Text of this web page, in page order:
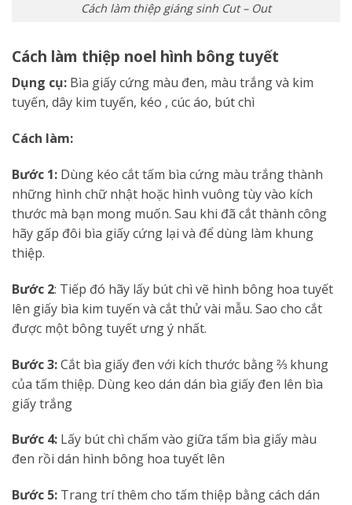
Cách làm thiệp giáng sinh Cut – Out
Cách làm thiệp noel hình bông tuyết
Dụng cụ: Bìa giấy cứng màu đen, màu trắng và kim
tuyến, dây kim tuyến, kéo , cúc áo, bút chì
Cách làm:
Bước 1: Dùng kéo cắt tấm bìa cứng màu trắng thành
những hình chữ nhật hoặc hình vuông tùy vào kích
thước mà bạn mong muốn. Sau khi đã cắt thành công
hãy gấp đôi bìa giấy cứng lại và để dùng làm khung
thiệp.
Bước 2: Tiếp đó hãy lấy bút chì vẽ hình bông hoa tuyết
lên giấy bìa kim tuyến và cắt thử vài mẫu. Sao cho cắt
được một bông tuyết ưng ý nhất.
Bước 3:Cắt bìa giấy đen với kích thước bằng ⅔ khung
của tấm thiệp. Dùng keo dán dán bìa giấy đen lên bìa
giấy trắng
Bước 4: Lấy bút chì chấm vào giữa tấm bìa giấy màu
đen rồi dán hình bông hoa tuyết lên
Bước 5: Trang trí thêm cho tấm thiệp bằng cách dán